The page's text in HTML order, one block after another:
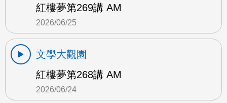
紅樓夢第269講 AM
2026/06/25
文學大觀園
紅樓夢第268講 AM
2026/06/24